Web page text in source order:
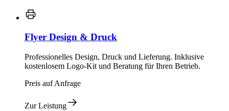
Flyer Design & Druck
Professionelles Design, Druck und Lieferung. Inklusive
kostenlosem Logo-Kit und Beratung für Ihren Betrieb.
Preis auf Anfrage
Zur Leistung